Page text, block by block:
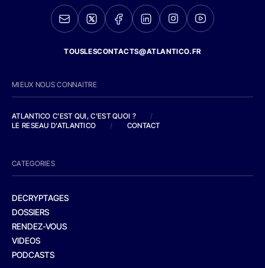
TOUSLESCONTACTS@ATLANTICO.FR
MIEUX NOUS CONNAITRE
ATLANTICO C'EST QUI, C'EST QUOI ?
/
LE RESEAU D'ATLANTICO
/ CONTACT
CATEGORIES
DECRYPTAGES
DOSSIERS
RENDEZ-VOUS
VIDEOS
PODCASTS